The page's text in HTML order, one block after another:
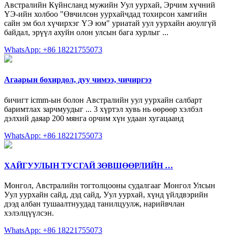
Австралийн Күйнсланд мужийн Уул уурхай, Эрчим хүчний
ҮЭ-ийн холбоо "Өвчилсөн уурхайчдад тохирсон хамгийн
сайн эм бол хүчирхэг ҮЭ юм" уриатай уул уурхайн аюулгүй
байдал, эрүүл ахуйн олон улсын бага хурлыг ...
WhatsApp: +86 18221755073
Агаарын бохирдол, дуу чимээ, чичиргээ
бичигт icmm-ын болон Австралийн уул уурхайн салбарт
баримтлах зарчмуудыг ... 3 хүртэл хувь нь өөрөөр хэлбэл
дэлхий даяар 200 мянга орчим хүн удаан хугацаанд
WhatsApp: +86 18221755073
ХАЙГУУЛЫН ТУСГАЙ ЗӨВШӨӨРЛИЙН …
Монгол, Австралийн тогтолцооны судалгааг Монгол Улсын
Уул уурхайн сайд, дэд сайд, Уул уурхай, хүнд үйлдвэрийн
дээд албан тушаалтнуудад танилцуулж, нарийвчлан
хэлэлцүүлсэн.
WhatsApp: +86 18221755073